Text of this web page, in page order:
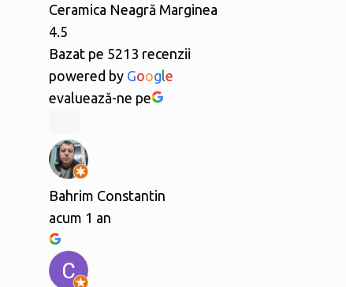
Ceramica Neagră Marginea
4.5
Bazat pe 5213 recenzii
powered by Google
evaluează-ne pe
Bahrim Constantin
acum 1 an